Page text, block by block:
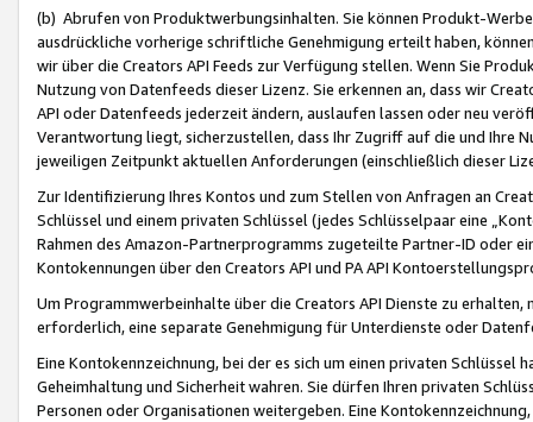
(b) Abrufen von Produktwerbungsinhalten. Sie können Produkt-
ausdrückliche vorherige schriftliche Genehmigung erteilt haben,
wir über die Creators API Feeds zur Verfügung stellen. Wenn Sie
Nutzung von Datenfeeds dieser Lizenz. Sie erkennen an, dass wir
API oder Datenfeeds jederzeit ändern, auslaufen lassen oder neu
Verantwortung liegt, sicherzustellen, dass Ihr Zugriff auf die und Ihre
jeweiligen Zeitpunkt aktuellen Anforderungen (einschließlich dieser
Zur Identifizierung Ihres Kontos und zum Stellen von Anfragen an
Schlüssel und einem privaten Schlüssel (jedes Schlüsselpaar eine
Rahmen des Amazon-Partnerprogramms zugeteilte Partner-ID oder
Kontokennungen über den Creators API und PA API
Um Programmwerbeinhalte über die Creators API Dienste zu
erforderlich, eine separate Genehmigung für Unterdienste oder
Eine Kontokennzeichnung, bei der es sich um einen privaten
Geheimhaltung und Sicherheit wahren. Sie dürfen Ihren privaten
Personen oder Organisationen weitergeben. Eine